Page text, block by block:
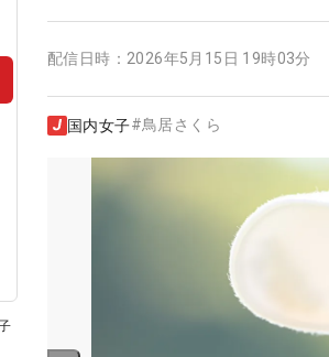
配信日時： 2026年5月15日 19時03分
国内女子#鳥居さくら